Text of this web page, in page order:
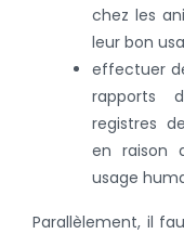
chez les
leur bon
effectuer
rapports
registres
en raison
usage
Parallèlement, il